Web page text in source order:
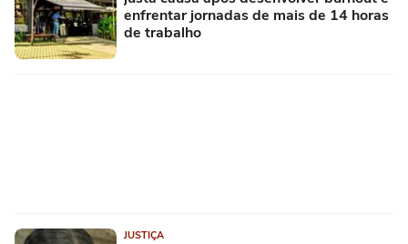
enfrentar jornadas de mais de 14 horas
de trabalho
JUSTIÇA